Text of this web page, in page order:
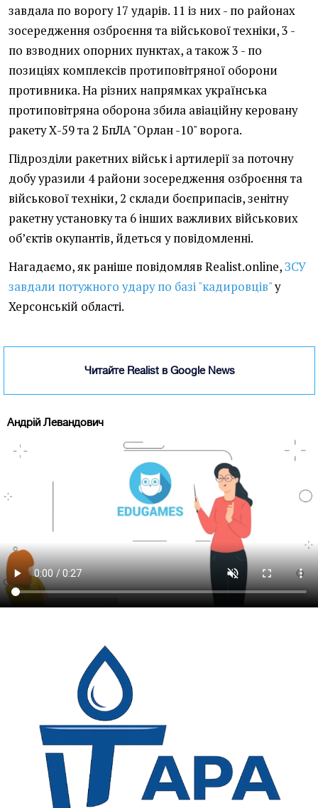
завдала по ворогу 17 ударів. 11 із них - по районах
зосередження озброєння та військової техніки, 3 -
по взводних опорних пунктах, а також 3 - по
позиціях комплексів протиповітряної оборони
противника. На різних напрямках українська
протиповітряна оборона збила авіаційну керовану
ракету Х-59 та 2 БпЛА "Орлан -10" ворога.
Підрозділи ракетних військ і артилерії за поточну
добу уразили 4 райони зосередження озброєння та
військової техніки, 2 склади боєприпасів, зенітну
ракетну установку та 6 інших важливих військових
об’єктів окупантів, йдеться у повідомленні.
Нагадаємо, як раніше повідомляв Realist.online,ЗСУ
завдали потужного удару по базі "кадировців"у
Херсонській області.
Читайте Realist в Google News
Андрій Левандович